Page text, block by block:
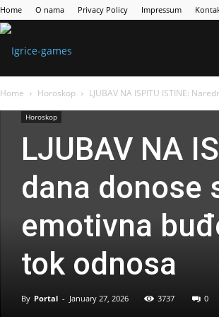
Home O nama Privacy Policy Impressum
Home Horoskop LJUBAV NA ISPITU ISTINE:
Horoskop
LJUBAV NA
dana donose
emotivna
tok odnosa
By Portal - January 27, 2026 3737 0